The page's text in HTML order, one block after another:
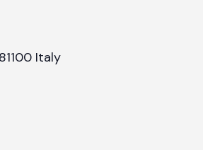
81100 Italy